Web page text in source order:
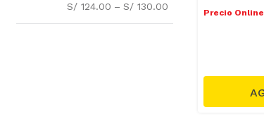
S/ 124.00 – S/ 130.00
Precio Online